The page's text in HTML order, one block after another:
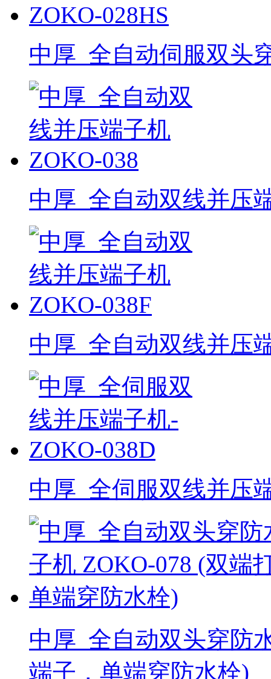
中厚_全自动伺服双头
中厚_全自动双线并压
中厚_全自动双线并压
中厚_全伺服双线并压
中厚_全自动双头穿防
端子，单端穿防水栓)